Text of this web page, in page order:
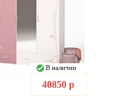
В наличии
40850 р